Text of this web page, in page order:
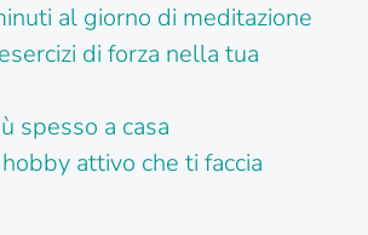
al giorno di meditazione
di forza nella tua
spesso a casa
attivo che ti faccia